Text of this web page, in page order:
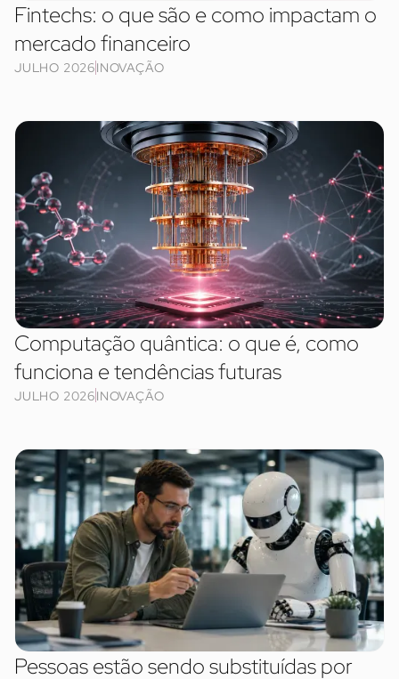
Fintechs: o que são e como impactam o
mercado financeiro
JULHO 2026INOVAÇÃO
Computação quântica: o que é, como
funciona e tendências futuras
JULHO 2026INOVAÇÃO
Pessoas estão sendo substituídas por